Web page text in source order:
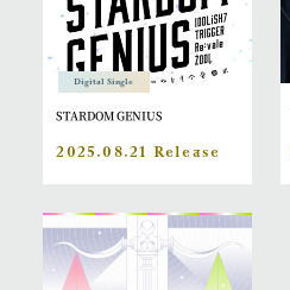
Digital Single
STARDOM GENIUS
2025.08.21 Release